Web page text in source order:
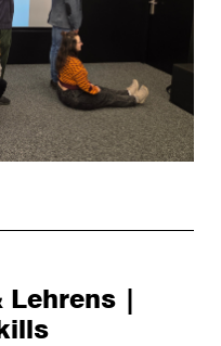
Lehrens |